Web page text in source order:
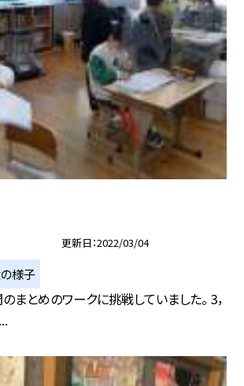
更新日 2022/03/04
様子
まとめのワークに挑戦していました。 3，